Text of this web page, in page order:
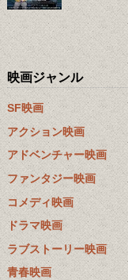
映画ジャンル
SF映画
アクション映画
アドベンチャー映画
ファンタジー映画
コメディ映画
ドラマ映画
ラブストーリー映画
青春映画